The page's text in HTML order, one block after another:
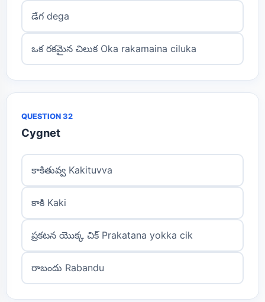
డేగ dega
ఒక రకమైన చిలుక Oka rakamaina ciluka
QUESTION 32
Cygnet
కాకితువ్వ Kakituvva
కాకి Kaki
ప్రకటన యొక్క చిక్ Prakatana yokka cik
రాబందు Rabandu